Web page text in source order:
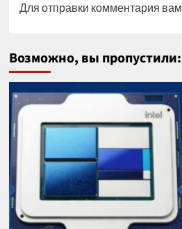
Для отправки комментария
Возможно, вы пропустили: